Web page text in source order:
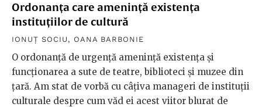
Ordonanța care amenință existența
instituțiilor de cultură
IONUȚ SOCIU , OANA BARBONIE
O ordonanță de urgență amenință existența și
funcționarea a sute de teatre, biblioteci și muzee din
țară. Am stat de vorbă cu câțiva manageri de instituții
culturale despre cum văd ei acest viitor blurat de